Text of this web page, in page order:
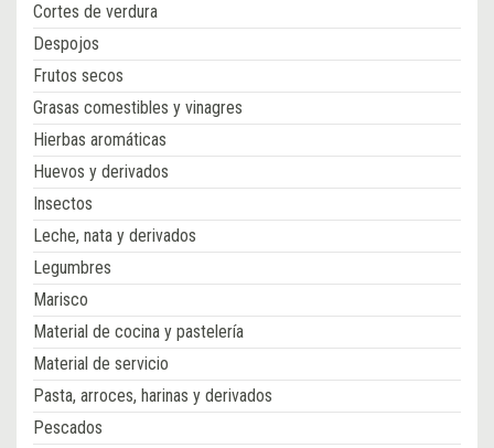
Cortes de verdura
Despojos
Frutos secos
Grasas comestibles y vinagres
Hierbas aromáticas
Huevos y derivados
Insectos
Leche, nata y derivados
Legumbres
Marisco
Material de cocina y pastelería
Material de servicio
Pasta, arroces, harinas y derivados
Pescados